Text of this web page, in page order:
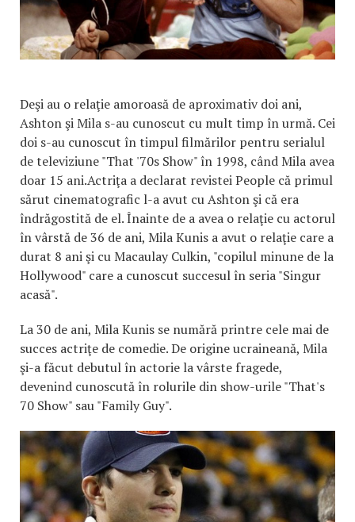
Deşi au o relaţie amoroasă de aproximativ doi ani,
Ashton şi Mila s-au cunoscut cu mult timp în urmă. Cei
doi s-au cunoscut în timpul filmărilor pentru serialul
de televiziune "That '70s Show" în 1998, când Mila avea
doar 15 ani.Actriţa a declarat revistei People că primul
sărut cinematografic l-a avut cu Ashton şi că era
îndrăgostită de el. Înainte de a avea o relaţie cu actorul
în vârstă de 36 de ani, Mila Kunis a avut o relaţie care a
durat 8 ani şi cu Macaulay Culkin, "copilul minune de la
Hollywood" care a cunoscut succesul în seria "Singur
acasă".
La 30 de ani, Mila Kunis se numără printre cele mai de
succes actriţe de comedie. De origine ucraineană, Mila
şi-a făcut debutul în actorie la vârste fragede,
devenind cunoscută în rolurile din show-urile "That's
70 Show" sau "Family Guy".